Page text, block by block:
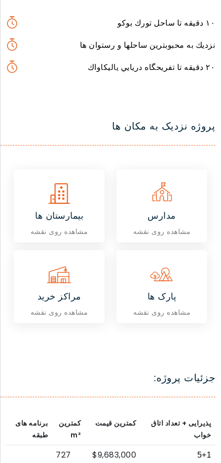
١٠ دقيقه تا ساحل تورك بوكو
نزديك به محبوبترين ساحلها و رستوان ها
٢٠ دقيقه تا تفريحگاه دريايي ياليكاواك
پروژه نزدیک به مکان ها
بیمارستان ها
مشاهده روی نقشه
مدارس
مشاهده روی نقشه
مراکز خرید
مشاهده روی نقشه
پارک ها
مشاهده روی نقشه
جزئیات پروژه:
پذیرایی + تعداد اتاق
خواب
کمترین قیمت
کمترین
m²
برنامه های
طبقه
5+1
$9,683,000
727